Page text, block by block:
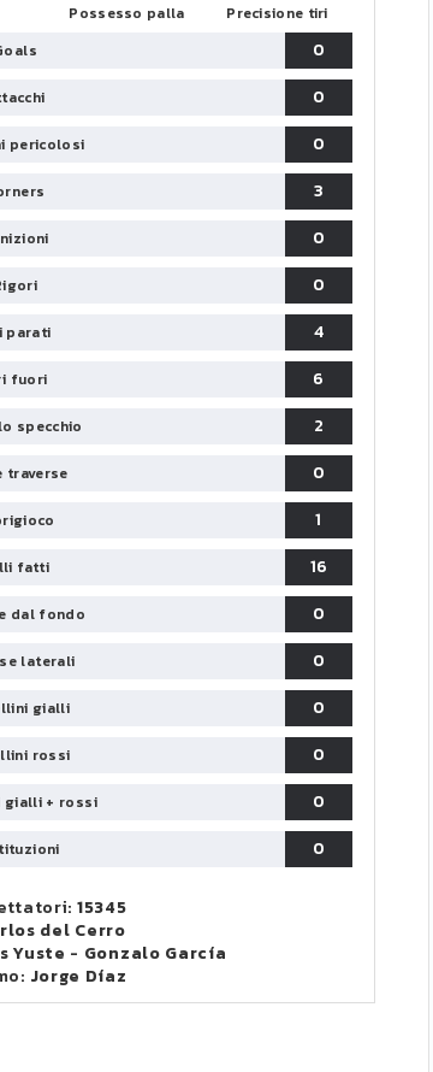
Possesso palla Precisione tiri
0
0
pericolosi
0
3
0
0
parati
4
fuori
6
specchio
2
traverse
0
1
fatti
16
dal fondo
0
laterali
0
gialli
0
rossi
0
gialli + rossi
0
0
15345
del Cerro
Yuste - Gonzalo García
Jorge Díaz